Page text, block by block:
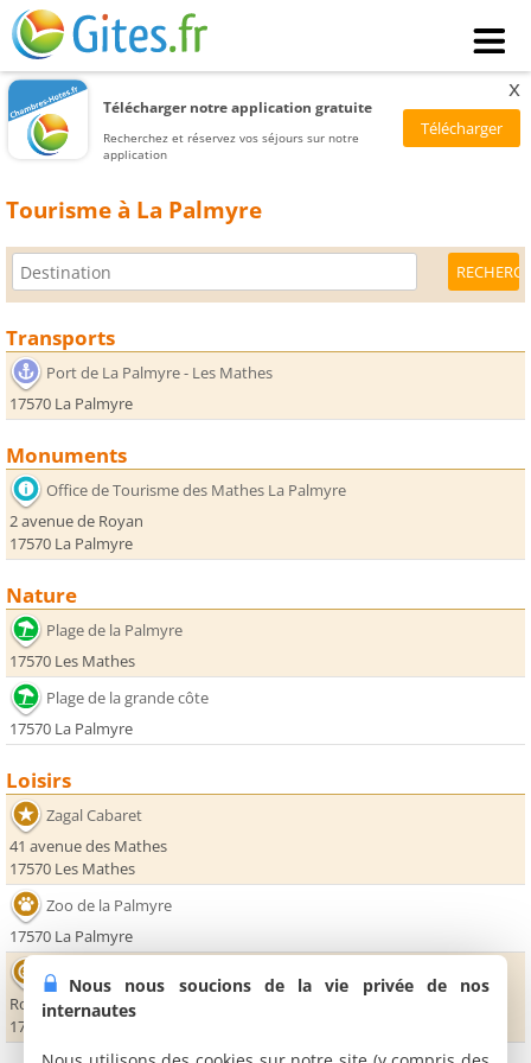
Télécharger notre application gratuite
Recherchez et réservez vos séjours sur notre
application
x
Tourisme à La Palmyre
Transports
Port de La Palmyre - Les Mathes
17570 La Palmyre
Monuments
Office de Tourisme des Mathes La Palmyre
2 avenue de Royan
17570 La Palmyre
Nature
Plage de la Palmyre
17570 Les Mathes
Plage de la grande côte
17570 La Palmyre
Loisirs
Zagal Cabaret
41 avenue des Mathes
17570 Les Mathes
Zoo de la Palmyre
17570 La Palmyre
Luna Park La Palmyre
Route de Dirée
17570 Les Mathes
Nous nous soucions de la vie privée de nos
internautes